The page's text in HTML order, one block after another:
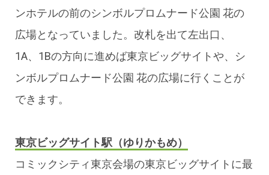
ンホテルの前のシンボルプロムナード公園 花の
広場となっていました。改札を出て左出口、
1A、1Bの方向に進めば東京ビッグサイトや、シ
ンボルプロムナード公園 花の広場に行くことが
できます。
東京ビッグサイト駅（ゆりかもめ）
コミックシティ東京会場の東京ビッグサイトに最